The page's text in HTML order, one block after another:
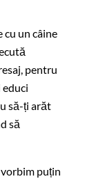
cu un câine
pentru
educi
să-ți arăt
să
vorbim puțin